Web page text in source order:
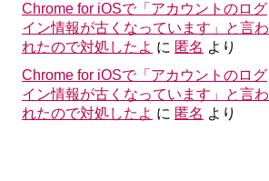
Chrome for iOSで「アカウントのログ
イン情報が古くなっています」と言わ
れたので対処したよ に 匿名 より
Chrome for iOSで「アカウントのログ
イン情報が古くなっています」と言わ
れたので対処したよ に 匿名 より